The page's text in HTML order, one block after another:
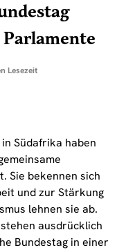
Lesezeit
Südafrika haben
Sie bekennen sich
und zur Stärkung
lehnen sie ab.
ausdrücklich
Bundestag in einer